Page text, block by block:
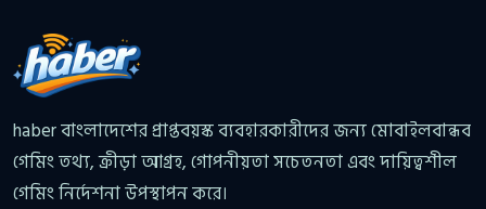
haber বাংলাদেশের প্রাপ্তবয়স্ক ব্যবহারকারীদের জন্য মোবাইলবান্ধব
গেমিং তথ্য, ক্রীড়া আগ্রহ, গোপনীয়তা সচেতনতা এবং দায়িত্বশীল
গেমিং নির্দেশনা উপস্থাপন করে।